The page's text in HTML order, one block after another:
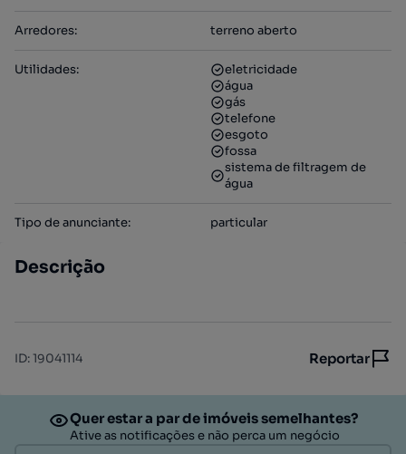
Arredores: terreno aberto
Utilidades:
eletricidade
água
gás
telefone
esgoto
fossa
sistema de filtragem de
água
Tipo de anunciante: particular
Descrição
ID:19041114 Reportar
Quer estar a par de imóveis semelhantes?
Ative as notificações e não perca um negócio